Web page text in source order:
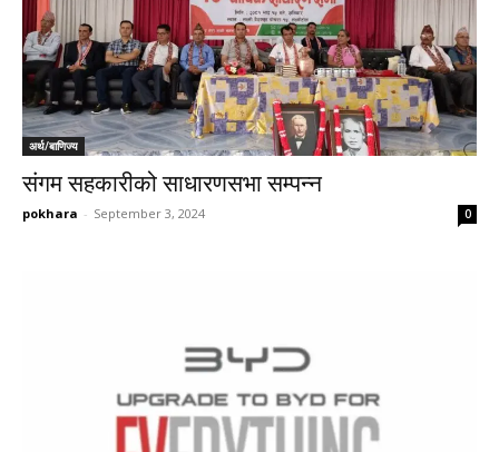
अर्थ/बाणिज्य
संगम सहकारीको साधारणसभा सम्पन्न
pokhara - September 3, 2024 0